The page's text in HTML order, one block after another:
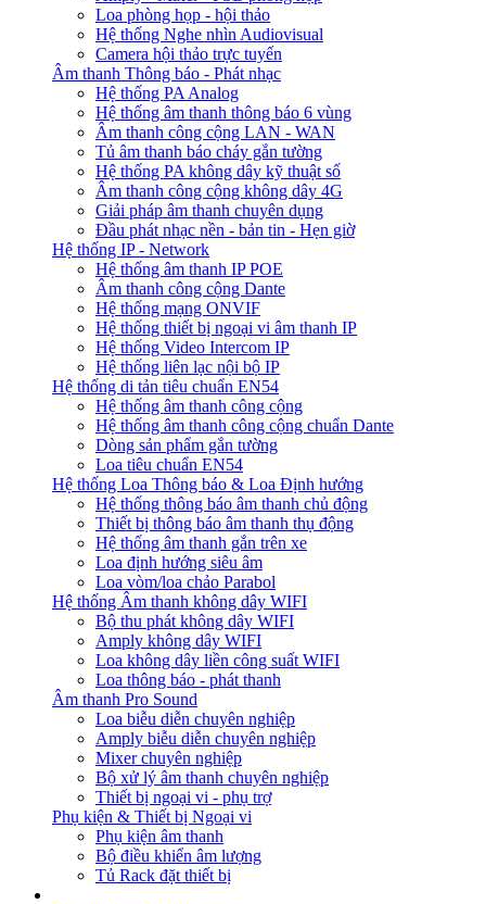
Loa phòng họp - hội thảo
Hệ thống Nghe nhìn Audiovisual
Camera hội thảo trực tuyến
Âm thanh Thông báo - Phát nhạc
Hệ thống PA Analog
Hệ thống âm thanh thông báo 6 vùng
Âm thanh công cộng LAN - WAN
Tủ âm thanh báo cháy gắn tường
Hệ thống PA không dây kỹ thuật số
Âm thanh công cộng không dây 4G
Giải pháp âm thanh chuyên dụng
Đầu phát nhạc nền - bản tin - Hẹn giờ
Hệ thống IP - Network
Hệ thống âm thanh IP POE
Âm thanh công cộng Dante
Hệ thống mạng ONVIF
Hệ thống thiết bị ngoại vi âm thanh IP
Hệ thống Video Intercom IP
Hệ thống liên lạc nội bộ IP
Hệ thống di tản tiêu chuẩn EN54
Hệ thống âm thanh công cộng
Hệ thống âm thanh công cộng chuẩn Dante
Dòng sản phẩm gắn tường
Loa tiêu chuẩn EN54
Hệ thống Loa Thông báo & Loa Định hướng
Hệ thống thông báo âm thanh chủ động
Thiết bị thông báo âm thanh thụ động
Hệ thống âm thanh gắn trên xe
Loa định hướng siêu âm
Loa vòm/loa chảo Parabol
Hệ thống Âm thanh không dây WIFI
Bộ thu phát không dây WIFI
Amply không dây WIFI
Loa không dây liền công suất WIFI
Loa thông báo - phát thanh
Âm thanh Pro Sound
Loa biễu diễn chuyên nghiệp
Amply biễu diễn chuyên nghiệp
Mixer chuyên nghiệp
Bộ xử lý âm thanh chuyên nghiệp
Thiết bị ngoại vi - phụ trợ
Phụ kiện & Thiết bị Ngoại vi
Phụ kiện âm thanh
Bộ điều khiển âm lượng
Tủ Rack đặt thiết bị